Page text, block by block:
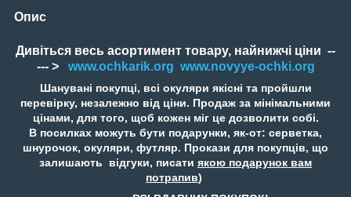
Опис
Дивіться весь асортимент товару, найнижчі ціни --
--- > www.ochkarik.org www.novyye-ochki.org
Шанувані покупці, всі окуляри якісні та пройшли
перевірку, незалежно від ціни. Продаж за мінімальними
цінами, для того, щоб кожен міг це дозволити собі.
В посилках можуть бути подарунки, як-от: серветка,
шнурочок, окуляри, футляр. Прокази для покупців, що
залишають відгуки, писати якою подарунок вам
потрапив)